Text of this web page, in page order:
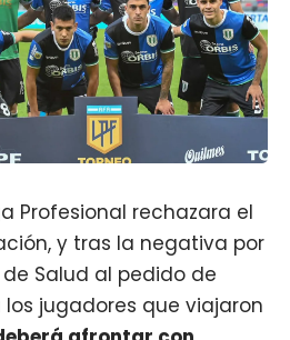
Profesional rechazara el
y tras la negativa por
Salud al pedido de
jugadores que viajaron